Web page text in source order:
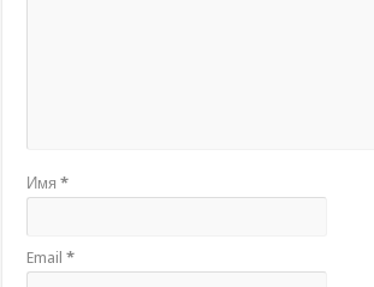
Имя*
Email*